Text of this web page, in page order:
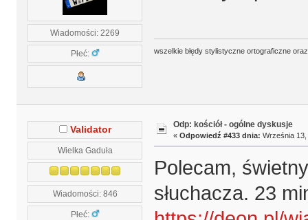
Wiadomości: 2269
Płeć: wszelkie błędy stylistyczne ortograficzne
Validator
Wielka Gaduła
Wiadomości: 846
Płeć:
Odp: kościół - ogólne dyskusje
« Odpowiedź #433 dnia: Września
Polecam,
słuchacza. 23